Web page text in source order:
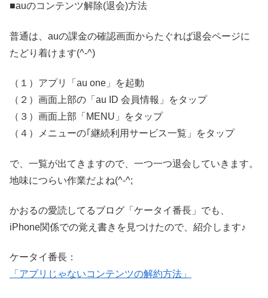
■auのコンテンツ解除(退会)方法
普通は、auの課金の確認画面からたぐれば退会ページに
たどり着けます(^-^)
（１）アプリ「au one」を起動
（２）画面上部の「au ID 会員情報」をタップ
（３）画面上部「MENU」をタップ
（４）メニューの｢継続利用サービス一覧」をタップ
で、一覧が出てきますので、一つ一つ退会していきます。
地味につらい作業だよね(^-^;
かおるの愛読してるブログ「ケータイ番長」でも、
iPhone関係での覚え書きを見つけたので、紹介します♪
ケータイ番長：
「アプリじゃないコンテンツの解約方法」